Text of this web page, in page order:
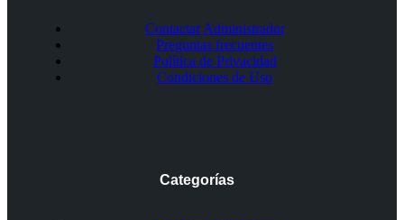
Contactar Administrador
Preguntas frecuentes
Política de Privacidad
Condiciones de Uso
Categorías